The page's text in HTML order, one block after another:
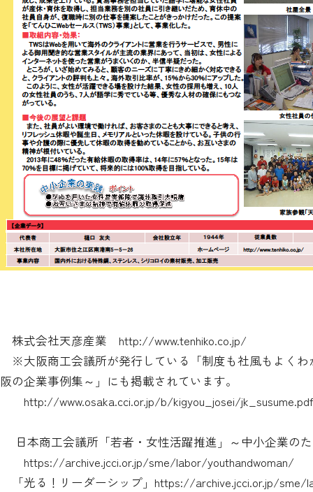
株式会社天彦産業 http://www.tenhiko.co.jp/
※大阪商工会議所が発行している「制度も社風もよく
阪の企業事例集～」にも掲載されています。
http://www.osaka.cci.or.jp/b/kigyou_josei/jk_susume.pdf
日本商工会議所「若者・女性活躍推進」～中小企業の
https://archive.jcci.or.jp/sme/labor/youthandwoman/
「光る！リーダーシップ」 https://archive.jcci.or.jp/sme/